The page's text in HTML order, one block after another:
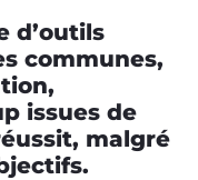
d’outils
communes,
issues de
malgré